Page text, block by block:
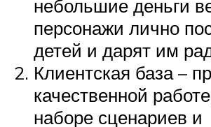
небольшие деньги
персонажи лично
детей и дарят им
Клиентская база –
качественной
наборе сценариев и